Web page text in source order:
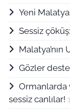
Yeni
Sessiz
Gözler
Ormanlarda
sessiz canlılar!